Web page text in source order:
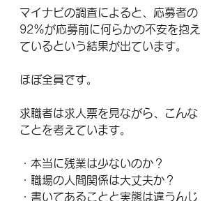
マイナビの調査によると、応募者の
92%が応募前に何らかの不安を抱え
ているという結果が出ています。
ほぼ全員です。
求職者は求人票を見ながら、こんな
ことを考えています。
・本当に残業は少ないのか？
・職場の人間関係は大丈夫か？
・書いてあることと実態は違うんじ